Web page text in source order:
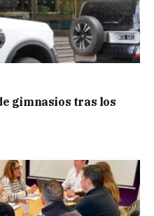
gimnasios tras los